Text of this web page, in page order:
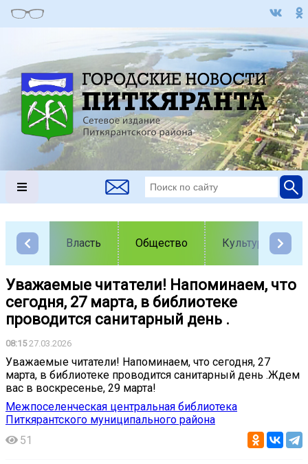
Власть Общество Культура
️Уважаемые читатели! Напоминаем, что
сегодня, 27 марта, в библиотеке
проводится санитарный день .
08:1527.03.2026
️Уважаемые читатели! Напоминаем, что сегодня, 27
марта, в библиотеке проводится санитарный день .Ждем
вас в воскресенье, 29 марта!
Межпоселенческая центральная библиотека
Питкярантского муниципального района
51